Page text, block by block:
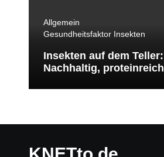
Allgemein
Gesundheitsfaktor Insekten
Insekten auf dem Teller:
Nachhaltig, proteinreich